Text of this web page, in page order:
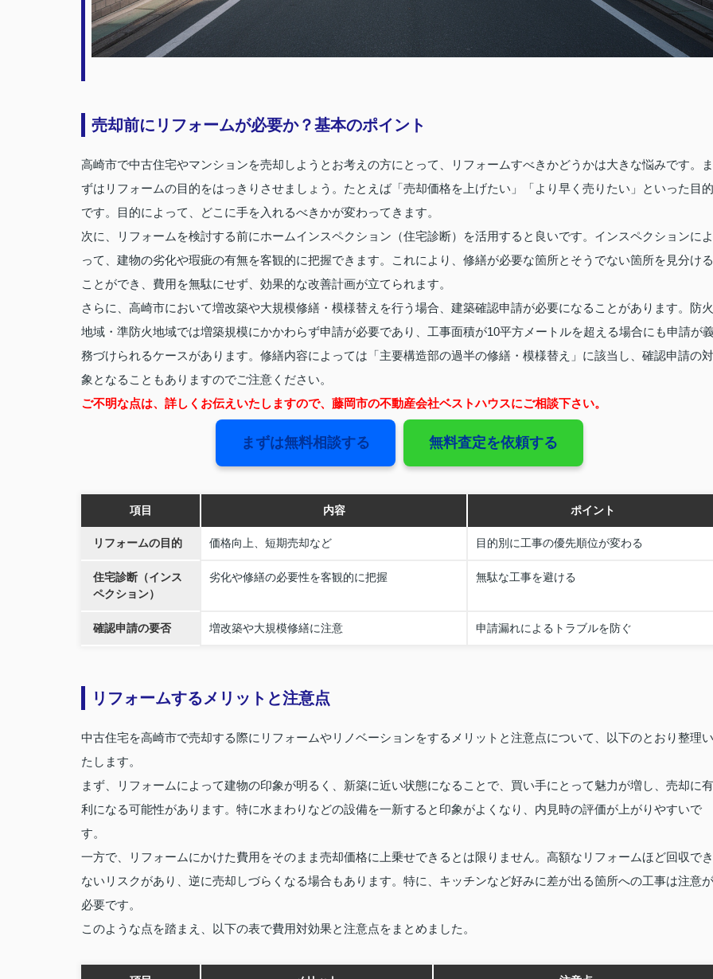
売却前にリフォームが必要か？基本のポイント
高崎市で中古住宅やマンションを売却しようとお考えの方にとって、リフォームすべきかどうかは大きな悩みです。ま
ずはリフォームの目的をはっきりさせましょう。たとえば「売却価格を上げたい」「より早く売りたい」といった目的
です。目的によって、どこに手を入れるべきかが変わってきます。
次に、リフォームを検討する前にホームインスペクション（住宅診断）を活用すると良いです。インスペクションによ
って、建物の劣化や瑕疵の有無を客観的に把握できます。これにより、修繕が必要な箇所とそうでない箇所を見分ける
ことができ、費用を無駄にせず、効果的な改善計画が立てられます。
さらに、高崎市において増改築や大規模修繕・模様替えを行う場合、建築確認申請が必要になることがあります。防火
地域・準防火地域では増築規模にかかわらず申請が必要であり、工事面積が10平方メートルを超える場合にも申請が
務づけられるケースがあります。修繕内容によっては「主要構造部の過半の修繕・模様替え」に該当し、確認申請の対
象となることもありますのでご注意ください。
ご不明な点は、詳しくお伝えいたしますので、藤岡市の不動産会社ベストハウスにご相談下さい。
まずは無料相談する 無料査定を依頼する
項目 内容 ポイント
リフォームの目的 価格向上、短期売却など 目的別に工事の優先順位が変わる
住宅診断（インス
ペクション）
劣化や修繕の必要性を客観的に把握 無駄な工事を避ける
確認申請の要否 増改築や大規模修繕に注意 申請漏れによるトラブルを防ぐ
リフォームするメリットと注意点
中古住宅を高崎市で売却する際にリフォームやリノベーションをするメリットと注意点について、以下のとおり整理い
たします。
まず、リフォームによって建物の印象が明るく、新築に近い状態になることで、買い手にとって魅力が増し、売却に有
利になる可能性があります。特に水まわりなどの設備を一新すると印象がよくなり、内見時の評価が上がりやすいで
す。
一方で、リフォームにかけた費用をそのまま売却価格に上乗せできるとは限りません。高額なリフォームほど回収でき
ないリスクがあり、逆に売却しづらくなる場合もあります。特に、キッチンなど好みに差が出る箇所への工事は注意が
必要です。
このような点を踏まえ、以下の表で費用対効果と注意点をまとめました。